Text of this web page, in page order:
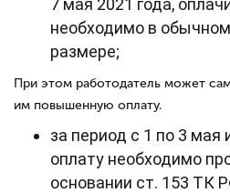
7 мая 2021 года,
необходимо в
размере;
При этом работодатель может
им повышенную оплату.
за период с 1 по 3 мая
оплату необходимо
основании ст. 153 ТК